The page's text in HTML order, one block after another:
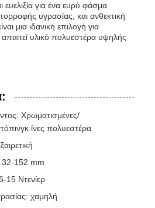
ευελιξία για ένα ευρύ φάσμα
υγρασίας, και ανθεκτική
μια ιδανική επιλογή για
υλικό πολυεστέρα υψηλής
Χρωματισμένες/
ίνες πολυεστέρα
152 mm
15 Ντενίερ
χαμηλή